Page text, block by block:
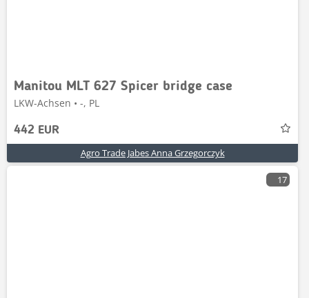
Manitou MLT 627 Spicer bridge case
LKW-Achsen • -, PL
442 EUR
Agro Trade Jabes Anna Grzegorczyk
17